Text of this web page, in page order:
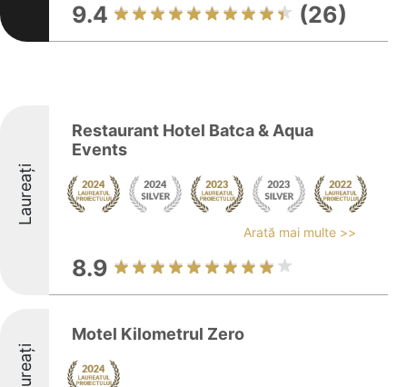
9.4 (26)
Laureați
Restaurant Hotel Batca & Aqua
Events
Arată mai multe >>
8.9
Laureați
Motel Kilometrul Zero